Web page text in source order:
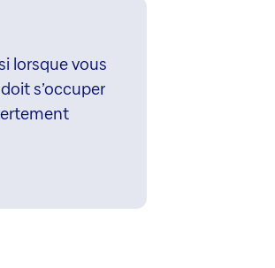
lorsque vous
s’occuper